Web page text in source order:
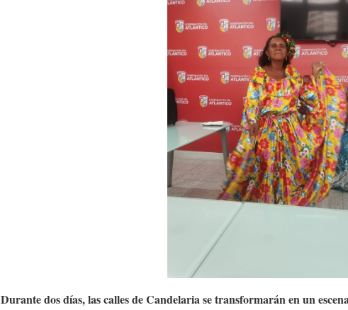
Durante dos días, las calles de Candelaria se transformarán en un